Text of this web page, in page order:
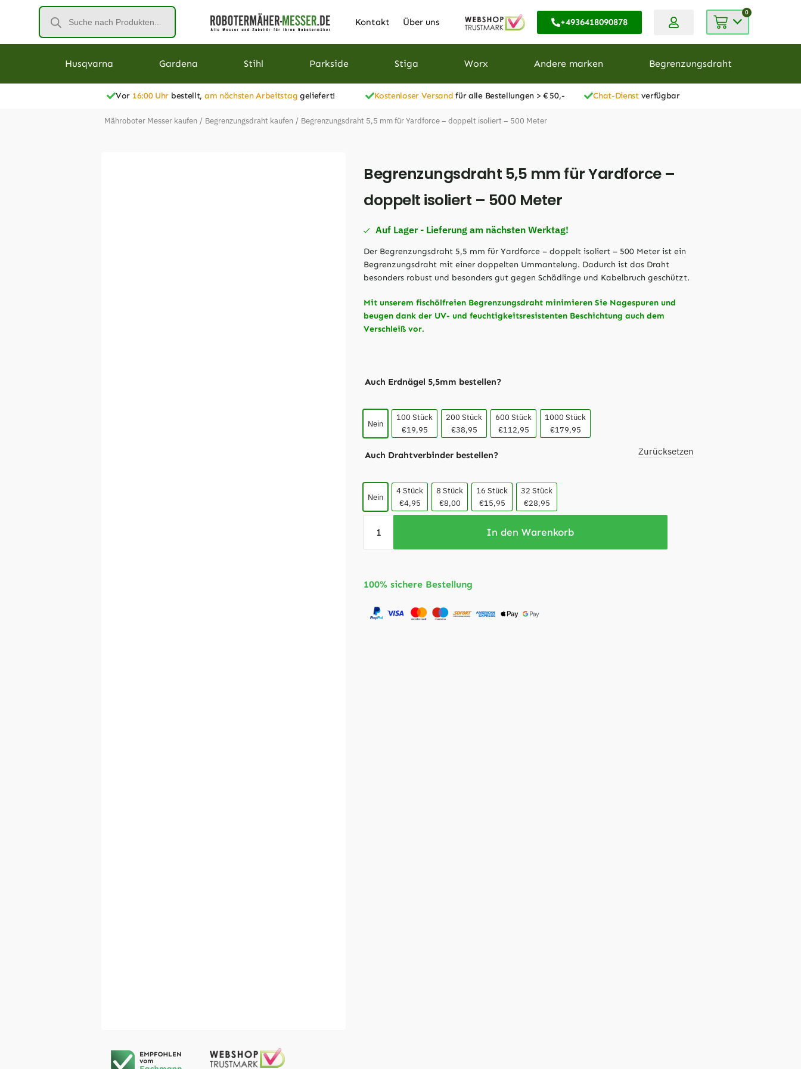
Kontakt Über uns +4936418090878
0
Husqvarna Gardena Stihl Parkside Stiga Worx Andere marken Begrenzungsdraht
Vor 16:00 Uhr bestellt, am nächsten Arbeitstag geliefert! Kostenloser Versand für alle Bestellungen > € 50,- Chat-Dienstverfügbar
Mähroboter Messer kaufen / Begrenzungsdraht kaufen / Begrenzungsdraht 5,5 mm für Yardforce – doppelt isoliert – 500 Meter
Begrenzungsdraht 5,5 mm für Yardforce –
doppelt isoliert – 500 Meter
Auf Lager - Lieferung am nächsten Werktag!
Der Begrenzungsdraht 5,5 mm für Yardforce – doppelt isoliert – 500 Meter ist ein
Begrenzungsdraht mit einer doppelten Ummantelung. Dadurch ist das Draht
besonders robust und besonders gut gegen Schädlinge und Kabelbruch geschützt.
Mit unserem fischölfreien Begrenzungsdraht minimieren Sie Nagespuren und
beugen dank der UV- und feuchtigkeitsresistenten Beschichtung auch dem
Verschleiß vor.
Auch Erdnägel 5,5mm bestellen?
Nein
100 Stück
€19,95
200 Stück
€38,95
600 Stück
€112,95
1000 Stück
€179,95
Auch Drahtverbinder bestellen?
Nein
4 Stück
€4,95
8 Stück
€8,00
16 Stück
€15,95
32 Stück
€28,95
Zurücksetzen
In den Warenkorb
100% sichere Bestellung